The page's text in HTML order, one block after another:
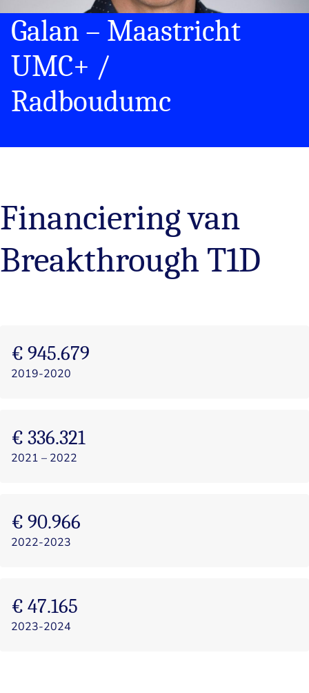
Galan – Maastricht
UMC+ /
Radboudumc
Financiering van
Breakthrough T1D
€ 945.679
2019-2020
€ 336.321
2021 – 2022
€ 90.966
2022-2023
€ 47.165
2023-2024